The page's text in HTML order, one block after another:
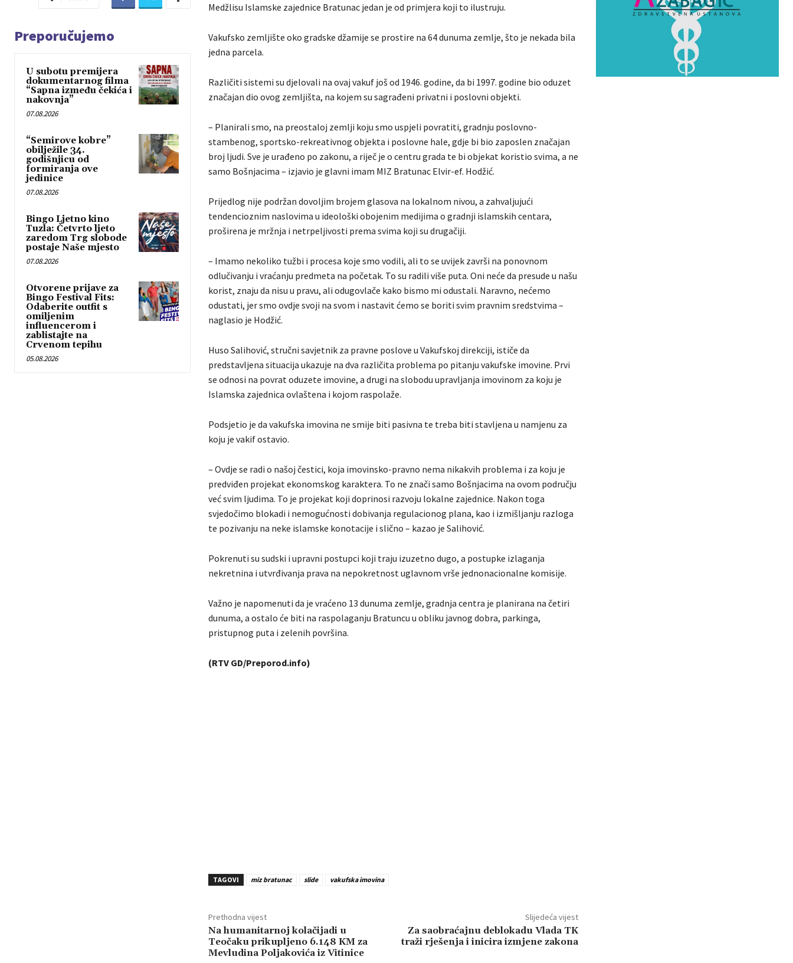
Preporučujemo
U subotu premijera
dokumentarnog filma
“Sapna između čekića i
nakovnja”
07.08.2026
“Semirove kobre”
obilježile 34.
godišnjicu od
formiranja ove
jedinice
07.08.2026
Bingo Ljetno kino
Tuzla: Četvrto ljeto
zaredom Trg slobode
postaje Naše mjesto
07.08.2026
Otvorene prijave za
Bingo Festival Fits:
Odaberite outfit s
omiljenim
influencerom i
zablistajte na
Crvenom tepihu
05.08.2026
Medžlisu Islamske zajednice Bratunac jedan je od primjera koji to ilustruju.
Vakufsko zemljište oko gradske džamije se prostire na 64 dunuma zemlje, što je nekada bila
jedna parcela.
Različiti sistemi su djelovali na ovaj vakuf još od 1946. godine, da bi 1997. godine bio oduzet
značajan dio ovog zemljišta, na kojem su sagrađeni privatni i poslovni objekti.
– Planirali smo, na preostaloj zemlji koju smo uspjeli povratiti, gradnju poslovno-
stambenog, sportsko-rekreativnog objekta i poslovne hale, gdje bi bio zaposlen značajan
broj ljudi. Sve je urađeno po zakonu, a riječ je o centru grada te bi objekat koristio svima, a ne
samo Bošnjacima – izjavio je glavni imam MIZ Bratunac Elvir-ef. Hodžić.
Prijedlog nije podržan dovoljim brojem glasova na lokalnom nivou, a zahvaljujući
tendencioznim naslovima u ideološki obojenim medijima o gradnji islamskih centara,
proširena je mržnja i netrpeljivosti prema svima koji su drugačiji.
– Imamo nekoliko tužbi i procesa koje smo vodili, ali to se uvijek završi na ponovnom
odlučivanju i vraćanju predmeta na početak. To su radili više puta. Oni neće da presude u našu
korist, znaju da nisu u pravu, ali odugovlače kako bismo mi odustali. Naravno, nećemo
odustati, jer smo ovdje svoji na svom i nastavit ćemo se boriti svim pravnim sredstvima –
naglasio je Hodžić.
Huso Salihović, stručni savjetnik za pravne poslove u Vakufskoj direkciji, ističe da
predstavljena situacija ukazuje na dva različita problema po pitanju vakufske imovine. Prvi
se odnosi na povrat oduzete imovine, a drugi na slobodu upravljanja imovinom za koju je
Islamska zajednica ovlaštena i kojom raspolaže.
Podsjetio je da vakufska imovina ne smije biti pasivna te treba biti stavljena u namjenu za
koju je vakif ostavio.
– Ovdje se radi o našoj čestici, koja imovinsko-pravno nema nikakvih problema i za koju je
predviđen projekat ekonomskog karaktera. To ne znači samo Bošnjacima na ovom području
već svim ljudima. To je projekat koji doprinosi razvoju lokalne zajednice. Nakon toga
svjedočimo blokadi i nemogućnosti dobivanja regulacionog plana, kao i izmišljanju razloga
te pozivanju na neke islamske konotacije i slično – kazao je Salihović.
Pokrenuti su sudski i upravni postupci koji traju izuzetno dugo, a postupke izlaganja
nekretnina i utvrđivanja prava na nepokretnost uglavnom vrše jednonacionalne komisije.
Važno je napomenuti da je vraćeno 13 dunuma zemlje, gradnja centra je planirana na četiri
dunuma, a ostalo će biti na raspolaganju Bratuncu u obliku javnog dobra, parkinga,
pristupnog puta i zelenih površina.
(RTV GD/Preporod.info)
TAGOVI miz bratunac slide vakufska imovina
Prethodna vijest
Na humanitarnoj kolačijadi u
Teočaku prikupljeno 6.148 KM za
Mevludina Poljakovića iz Vitinice
Slijedeća vijest
Za saobraćajnu deblokadu Vlada TK
traži rješenja i inicira izmjene zakona